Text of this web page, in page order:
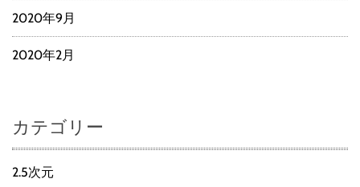
2020年9月
2020年2月
カテゴリー
2.5次元